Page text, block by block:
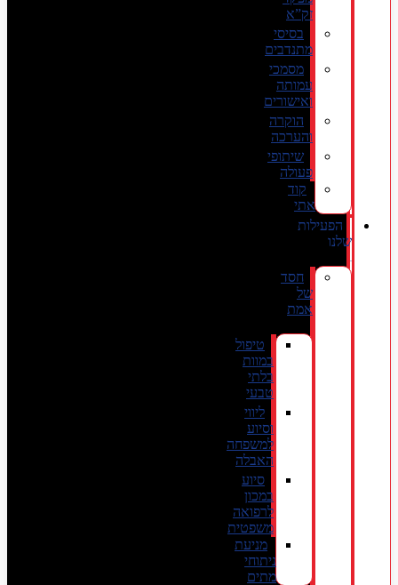
זק”א
בסיסי
מתנדבים
מסמכי
עמותה
ואישורים
הוקרה
והערכה
שיתופי
פעולה
קוד
אתי
הפעילות
שלנו
חסד
של
אמת
טיפול
במוות
בלתי
טבעי
ליווי
וסיוע
למשפחה
האבלה
סיוע
במכון
לרפואה
משפטית
מניעת
ניתוחי
מתים